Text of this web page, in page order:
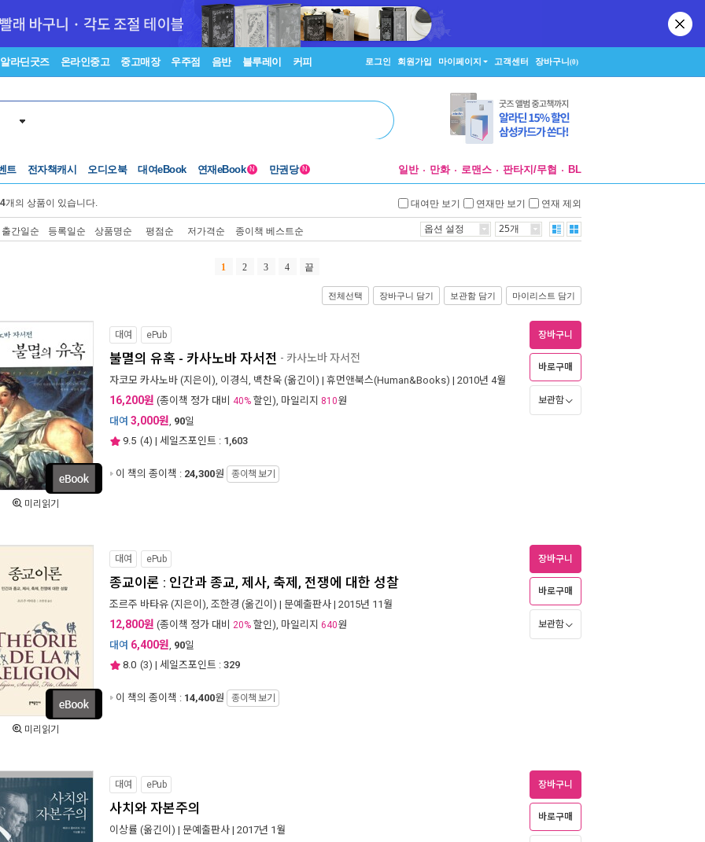
알라딘굿즈 온라인중고 중고매장 우주점 음반 블루레이 커피 로그인 회원가입 마이페이지 고객센터 장바구니(0)
트 전자책캐시 오디오북 대여eBook 연재eBook N 만권당 N 일반 만화 로맨스 판타지/무협 BL
개의 상품이 있습니다. 대여만 보기 연재만 보기 연재 제외
출간일순 등록일순 상품명순 평점순 저가격순 종이책 베스트순 옵션 설정 25개
1 2 3 4 끝
전체선택 장바구니 담기 보관함 담기 마이리스트 담기
미리읽기
대여 ePub
불멸의 유혹 - 카사노바 자서전 - 카사노바 자서전
자코모 카사노바 (지은이), 이경식, 백찬욱 (옮긴이) | 휴먼앤북스(Human&Books) | 2010년 4월
16,200원 (종이책 정가 대비 40% 할인), 마일리지 810원
대여 3,000원, 90일
9.5 (4) | 세일즈포인트 : 1,603
이 책의 종이책 : 24,300원 종이책 보기
장바구니
바로구매
보관함
미리읽기
대여 ePub
종교이론 : 인간과 종교, 제사, 축제, 전쟁에 대한 성찰
조르주 바타유 (지은이), 조한경 (옮긴이) | 문예출판사 | 2015년 11월
12,800원 (종이책 정가 대비 20% 할인), 마일리지 640원
대여 6,400원, 90일
8.0 (3) | 세일즈포인트 : 329
이 책의 종이책 : 14,400원 종이책 보기
장바구니
바로구매
보관함
대여 ePub
사치와 자본주의
이상률 (옮긴이) | 문예출판사 | 2017년 1월
장바구니
바로구매